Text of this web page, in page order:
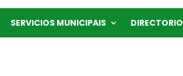
SERVICIOS MUNICIPAIS DIRECTORIO